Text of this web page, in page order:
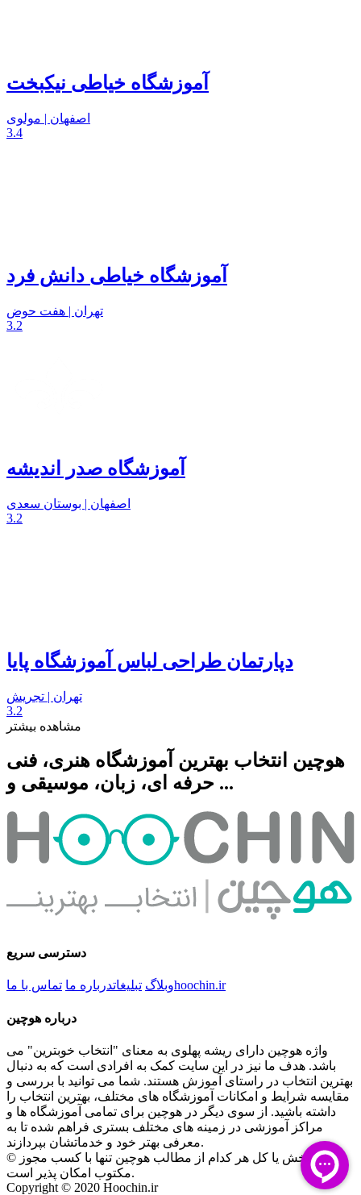
آموزشگاه خیاطی نیکبخت
اصفهان | مولوی
3.4
آموزشگاه خیاطی دانش فرد
تهران | هفت حوض
3.2
آموزشگاه صدر اندیشه
اصفهان | بوستان سعدی
3.2
دپارتمان طراحی لباس آموزشگاه پایا
تهران | تجریش
3.2
مشاهده بیشتر
هوچین انتخاب بهترین آموزشگاه هنری، فنی
حرفه ای، زبان، موسیقی و ...
دسترسی سریع
وبلاگ تبلیغاتدرباره ما تماس با ما hoochin.ir
درباره هوچین
واژه هوچین دارای ریشه پهلوی به معنای "انتخاب خوبترین" می
باشد. هدف ما نیز در این سایت کمک به افرادی است که به دنبال
بهترین انتخاب در راستای آموزش هستند. شما می توانید با بررسی و
مقایسه شرایط و امکانات آموزشگاه های مختلف، بهترین انتخاب را
داشته باشید. از سوی دیگر در هوچین برای تمامی آموزشگاه ها و
مراکز آموزشی در زمینه های مختلف بستری فراهم شده تا به
معرفی بهتر خود و خدماتشان بپردازند.
© کپی بخش یا کل هر کدام از مطالب هوچین تنها با کسب مجوز
مکتوب امکان پذیر است.
Copyright © 2020 Hoochin.ir